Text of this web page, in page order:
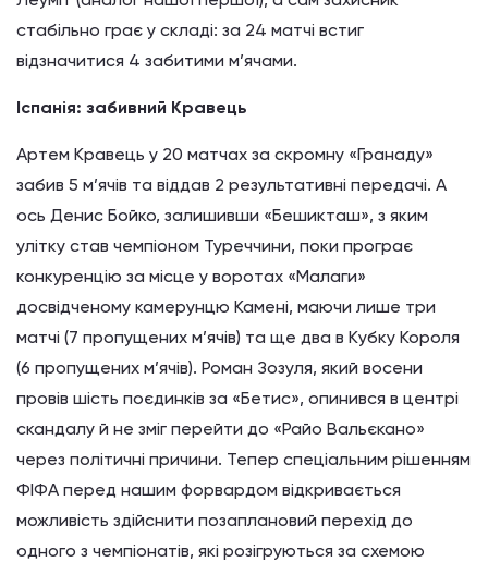
стабільно грає у складі: за 24 матчі встиг
відзначитися 4 забитими м’ячами.
Іспанія: забивний Кравець
Артем Кравець у 20 матчах за скромну «Гранаду»
забив 5 м’ячів та віддав 2 результативні передачі. А
ось Денис Бойко, залишивши «Бешикташ», з яким
улітку став чемпіоном Туреччини, поки програє
конкуренцію за місце у воротах «Малаги»
досвідченому камерунцю Камені, маючи лише три
матчі (7 пропущених м’ячів) та ще два в Кубку Короля
(6 пропущених м’ячів). Роман Зозуля, який восени
провів шість поєдинків за «Бетис», опинився в центрі
скандалу й не зміг перейти до «Райо Вальєкано»
через політичні причини. Тепер спеціальним рішенням
ФІФА перед нашим форвардом відкривається
можливість здійснити позаплановий перехід до
одного з чемпіонатів, які розігруються за схемою